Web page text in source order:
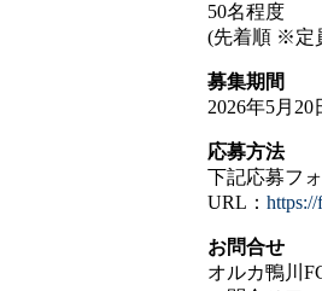
50名程度
(先着順 ※定
募集期間
2026年5月20
応募方法
下記応募フ
URL：
お問合せ
オルカ鴨川